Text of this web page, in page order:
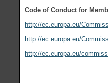
Code of Conduct for
http://ec.europa.eu/
http://ec.europa.eu/
http://ec.europa.eu/